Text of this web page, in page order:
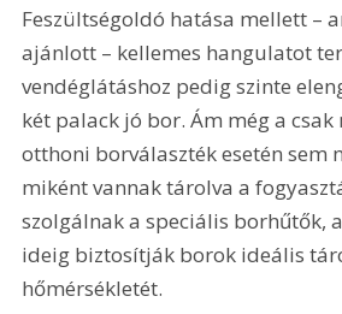
Feszültségoldó hatása mellett –
ajánlott – kellemes hangulatot
vendéglátáshoz pedig szinte
két palack jó bor. Ám még a
otthoni borválaszték esetén sem
miként vannak tárolva a
szolgálnak a speciális borhűtők,
ideig biztosítják borok ideális
hőmérsékletét.